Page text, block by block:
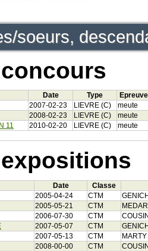
soeurs,
Date Type
Epreuve
2007-02-23 LIEVRE (C)
meute
2008-02-23 LIEVRE (C)
meute
11 2010-02-20 LIEVRE (C)
meute
Date
Classe
2005-04-24 CTM
2005-05-21 CTM
2006-07-30 CTM
2007-05-07 CTM
2007-05-13 CTM
2008-00-00 CTM